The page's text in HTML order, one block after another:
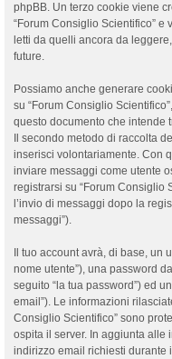
phpBB. Un terzo cookie viene
“Forum Consiglio Scientifico”
letti da quelli ancora da
future.
Possiamo anche generare
su “Forum Consiglio
questo documento che intende
Il secondo metodo di raccolta
inserisci volontariamente. Con
inviare messaggi come utente
registrarsi su “Forum Consiglio
l’invio di messaggi dopo la
messaggi”).
Il tuo account avrà, di base, un
nome utente”), una password
seguito “la tua password”) ed
email”). Le informazioni
Consiglio Scientifico” sono
ospita il server. In aggiunta alle
indirizzo email richiesti durante